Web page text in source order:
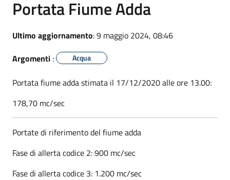
Portata Fiume Adda
Ultimo aggiornamento: 9 maggio 2024, 08:46
Argomenti : Acqua
Portata fiume adda stimata il 17/12/2020 alle ore 13.00:
178,70 mc/sec
Portate di riferimento del fiume adda
Fase di allerta codice 2: 900 mc/sec
Fase di allerta codice 3: 1.200 mc/sec